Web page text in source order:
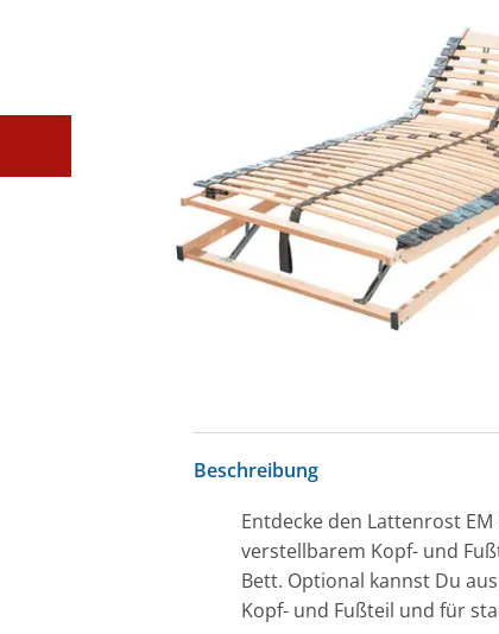
Beschreibung
Entdecke den Lattenrost
verstellbarem Kopf- und
Bett. Optional kannst Du
Kopf- und Fußteil und für